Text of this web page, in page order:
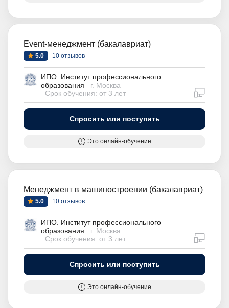
Event-менеджмент (бакалавриат)
5.0 10 отзывов
ИПО. Институт профессионального
образования
г. Москва
Срок обучения: от 3 лет
Спросить или поступить
Это онлайн-обучение
Менеджмент в машиностроении (бакалавриат)
5.0 10 отзывов
ИПО. Институт профессионального
образования
г. Москва
Срок обучения: от 3 лет
Спросить или поступить
Это онлайн-обучение